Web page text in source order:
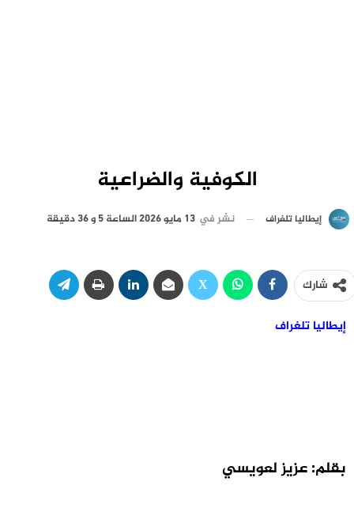
الكوفية والضراعية
إيطاليا تلغراف نشر في 13 مايو 2026 الساعة 5 و 36 دقيقة
شارك
إيطاليا تلغراف
بقلم: عزيز لعويسي